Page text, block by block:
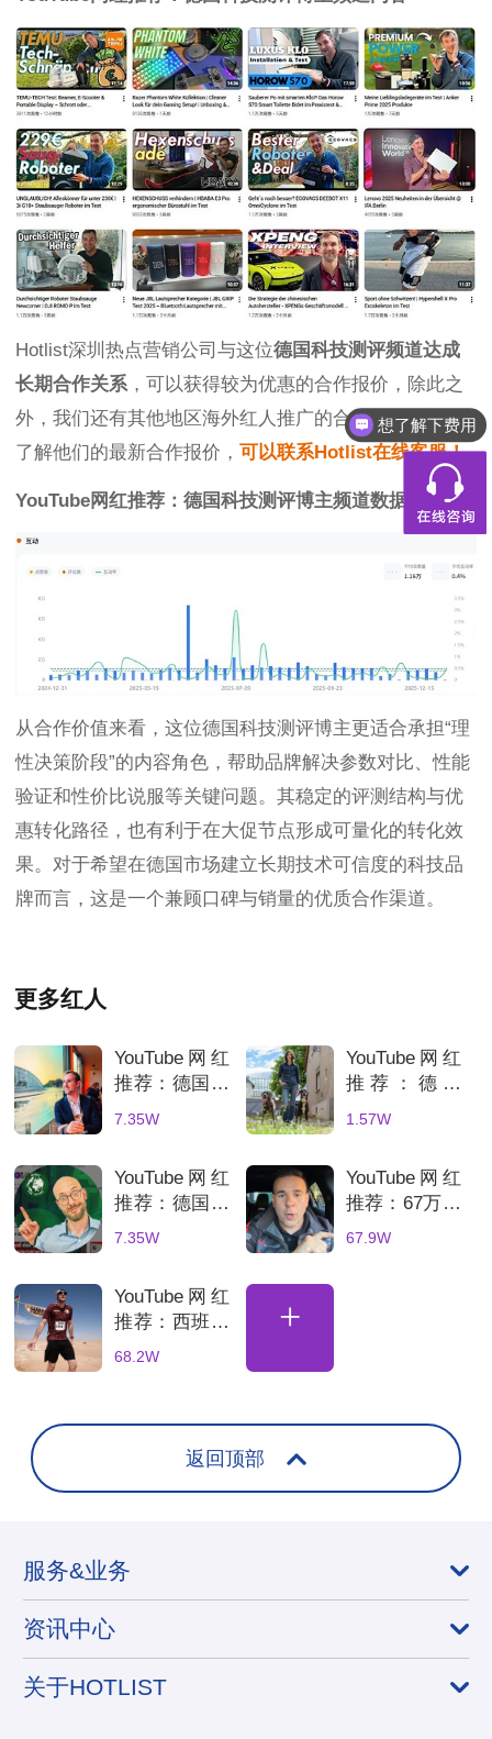
Hotlist深圳热点营销公司与这位德国科技测评频道达成
长期合作关系，可以获得较为优惠的合作报价，除此之
外，我们还有其他地区海外红人推广的合作优惠，想要
了解他们的最新合作报价， 可以联系Hotlist在线客服！
YouTube网红推荐：德国科技测评博主频道数据
从合作价值来看，这位德国科技测评博主更适合承担“理
性决策阶段”的内容角色，帮助品牌解决参数对比、性能
验证和性价比说服等关键问题。其稳定的评测结构与优
惠转化路径，也有利于在大促节点形成可量化的转化效
果。对于希望在德国市场建立长期技术可信度的科技品
牌而言，这是一个兼顾口碑与销量的优质合作渠道。
更多红人
YouTube网红
推荐：德国科
技测评博主，
荐
7.35W
YouTube网红
推荐：德国
DIY家居改造
荐
1.57W
YouTube网红
推荐：德国新
能源科技博
作推荐
7.35W
YouTube网红
推荐：67万粉
西班牙汽车博
67.9W
YouTube网红
推荐：西班牙
旅行海外kol
68.2W
+
返回顶部
服务&业务
资讯中心
关于HOTLIST
想了解下费用